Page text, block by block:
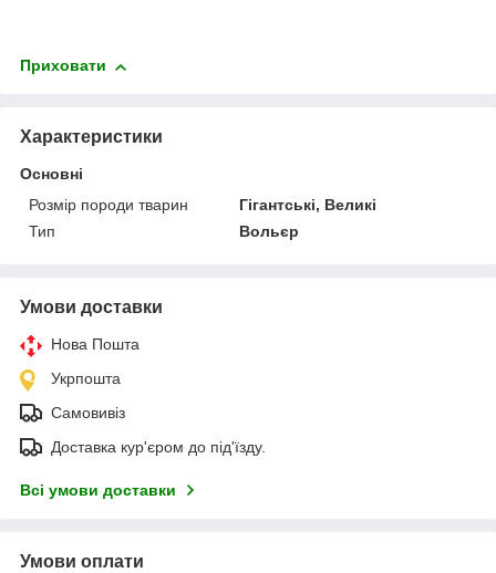
Приховати
Характеристики
Основні
Розмір породи тварин
Гігантські, Великі
Тип
Вольєр
Умови доставки
Нова Пошта
Укрпошта
Самовивіз
Доставка кур'єром до під'їзду.
Всі умови доставки
Умови оплати